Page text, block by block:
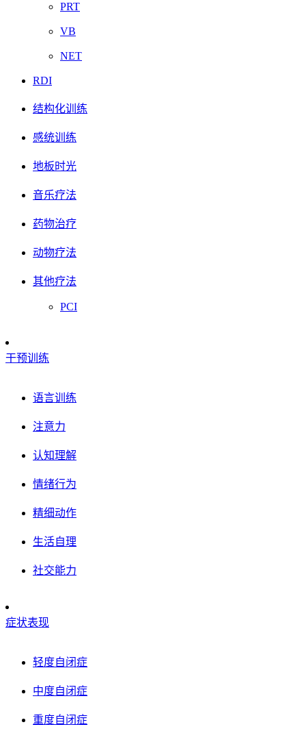
PRT
VB
NET
RDI
结构化训练
感统训练
地板时光
音乐疗法
药物治疗
动物疗法
其他疗法
PCI
干预训练
语言训练
注意力
认知理解
情绪行为
精细动作
生活自理
社交能力
症状表现
轻度自闭症
中度自闭症
重度自闭症